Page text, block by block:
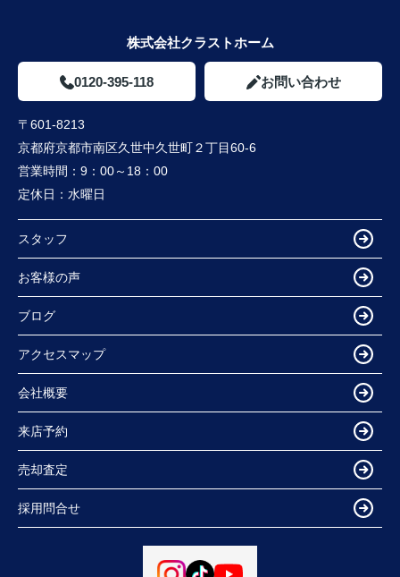
株式会社クラストホーム
0120-395-118 お問い合わせ
〒601-8213
京都府京都市南区久世中久世町２丁目60-6
営業時間： 9：00～18：00
定休日： 水曜日
スタッフ
お客様の声
ブログ
アクセスマップ
会社概要
来店予約
売却査定
採用問合せ